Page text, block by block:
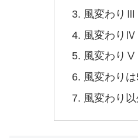
風変わりⅢ
風変わりⅣ
風変わりⅤ
風変わり
風変わり